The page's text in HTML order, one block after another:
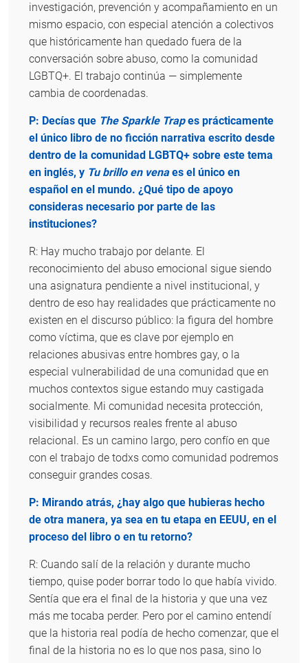
investigación, prevención y acompañamiento en un
mismo espacio, con especial atención a colectivos
que históricamente han quedado fuera de la
conversación sobre abuso, como la comunidad
LGBTQ+. El trabajo continúa — simplemente
cambia de coordenadas.
P: Decías que The Sparkle Trapes prácticamente
el único libro de no ficción narrativa escrito desde
dentro de la comunidad LGBTQ+ sobre este tema
en inglés, y Tu brillo en venaes el único en
español en el mundo. ¿Qué tipo de apoyo
consideras necesario por parte de las
instituciones?
R: Hay mucho trabajo por delante. El
reconocimiento del abuso emocional sigue siendo
una asignatura pendiente a nivel institucional, y
dentro de eso hay realidades que prácticamente no
existen en el discurso público: la figura del hombre
como víctima, que es clave por ejemplo en
relaciones abusivas entre hombres gay, o la
especial vulnerabilidad de una comunidad que en
muchos contextos sigue estando muy castigada
socialmente. Mi comunidad necesita protección,
visibilidad y recursos reales frente al abuso
relacional. Es un camino largo, pero confío en que
con el trabajo de todxs como comunidad podremos
conseguir grandes cosas.
P: Mirando atrás, ¿hay algo que hubieras hecho
de otra manera, ya sea en tu etapa en EEUU, en el
proceso del libro o en tu retorno?
R: Cuando salí de la relación y durante mucho
tiempo, quise poder borrar todo lo que había vivido.
Sentía que era el final de la historia y que una vez
más me tocaba perder. Pero por el camino entendí
que la historia real podía de hecho comenzar, que el
final de la historia no es lo que nos pasa, sino lo